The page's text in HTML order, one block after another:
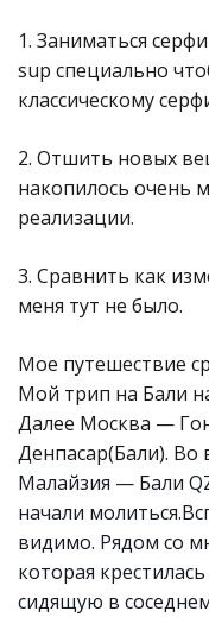
1. Заниматься
sup специально
классическому
2. Отшить новых
накопилось очень
реализации.
3. Сравнить как
меня тут не было.
Мое путешествие
Мой трип на Бали
Далее Москва —
Денпасар(Бали). Во
Малайзия — Бали
начали
видимо. Рядом со
которая
сидящую в